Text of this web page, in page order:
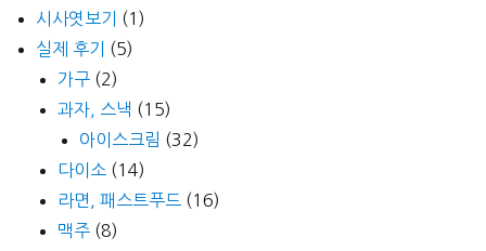
시사엿보기
(1)
실제 후기
(5)
가구 (2)
과자, 스낵 (15)
아이스크림 (32)
다이소 (14)
라면, 패스트푸드 (16)
맥주 (8)